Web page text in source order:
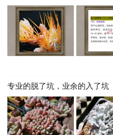
专业的脱了坑，业余的入了坑